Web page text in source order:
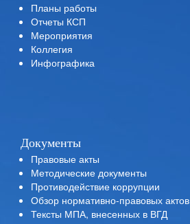
Планы работы
Отчеты КСП
Мероприятия
Коллегия
Инфографика
Документы
Правовые акты
Методические документы
Противодействие коррупции
Обзор нормативно-правовых актов
Тексты МПА, внесенных в ВГД